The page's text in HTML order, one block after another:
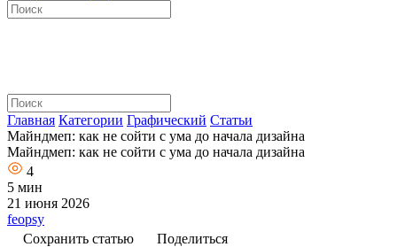
Главная Категории Графический Статьи
Майндмеп: как не сойти с ума до начала дизайна
Майндмеп: как не сойти с ума до начала дизайна
4
5 мин
21 июня 2026
feopsy
Сохранить статью
Поделиться